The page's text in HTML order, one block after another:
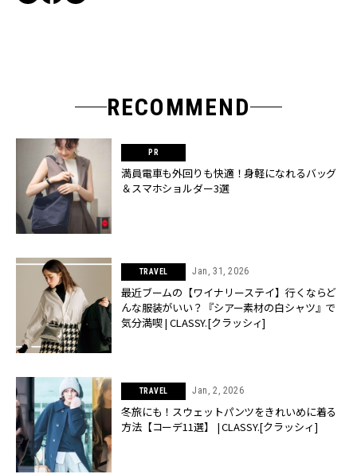
RECOMMEND
満員電車も外回りも快適！身軽になれるバッグ
＆スマホショルダー3選
TRAVEL Jan, 31, 2026
最近ブームの【ワイナリーステイ】行くならど
んな服装がいい？『シアー素材の白シャツ』で
気分満喫 | CLASSY.[クラッシィ]
TRAVEL Jan, 2, 2026
冬旅にも！スウェットパンツをきれいめに着る
方法【コーデ11選】 | CLASSY.[クラッシィ]